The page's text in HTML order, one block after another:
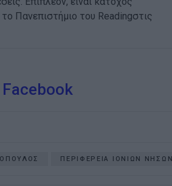
Πανεπιστήμιο του Readingστις
Facebook
ΠΕΡΙΦΕΡΕΙΑ ΙΟΝΙΩΝ ΝΗΣΩΝ